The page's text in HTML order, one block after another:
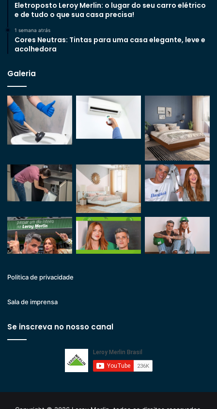
Eletroposto Leroy Merlin: o lugar do seu carro elétrico
e de tudo o que sua casa precisa!
1 semana atrás
Cores Neutras: Tintas para uma casa elegante, leve e
acolhedora
Galeria
Politica de privacidade
Sala de imprensa
Se inscreva no nosso canal